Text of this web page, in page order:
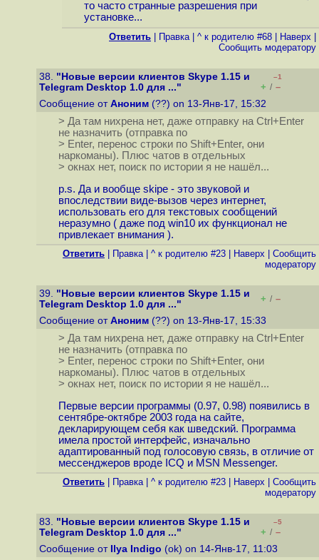
то часто странные разрешения при
установке...
Ответить Правка| ^ к родителю #68 Наверх
Cообщить модератору
38. "Новые версии клиентов Skype 1.15 и
Telegram Desktop 1.0 для ..."
–1
+ / –
Сообщение от Аноним (??) on 13-Янв-17, 15:32
> Да там нихрена нет, даже отправку на Ctrl+Enter
не назначить (отправка по
> Enter, перенос строки по Shift+Enter, они
наркоманы). Плюс чатов в отдельных
> окнах нет, поиск по истории я не нашёл...
p.s. Да и вообще skipe - это звуковой и
впоследствии виде-вызов через интернет,
использовать его для текстовых сообщений
неразумно ( даже под win10 их функционал не
привлекает внимания ).
Ответить Правка| ^ к родителю #23 Наверх
Cообщить
модератору
39. "Новые версии клиентов Skype 1.15 и
Telegram Desktop 1.0 для ..."
+ / –
Сообщение от Аноним (??) on 13-Янв-17, 15:33
> Да там нихрена нет, даже отправку на Ctrl+Enter
не назначить (отправка по
> Enter, перенос строки по Shift+Enter, они
наркоманы). Плюс чатов в отдельных
> окнах нет, поиск по истории я не нашёл...
Первые версии программы (0.97, 0.98) появились в
сентябре-октябре 2003 года на сайте,
декларирующем себя как шведский. Программа
имела простой интерфейс, изначально
адаптированный под голосовую связь, в отличие от
мессенджеров вроде ICQ и MSN Messenger.
Ответить Правка| ^ к родителю #23 Наверх
Cообщить
модератору
83. "Новые версии клиентов Skype 1.15 и
Telegram Desktop 1.0 для ..."
–5
+ / –
Сообщение от
Ilya Indigo (ok) on 14-Янв-17, 11:03